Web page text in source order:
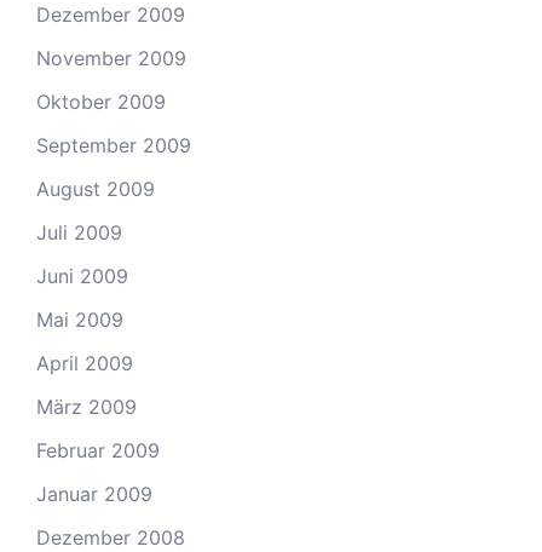
Dezember 2009
November 2009
Oktober 2009
September 2009
August 2009
Juli 2009
Juni 2009
Mai 2009
April 2009
März 2009
Februar 2009
Januar 2009
Dezember 2008